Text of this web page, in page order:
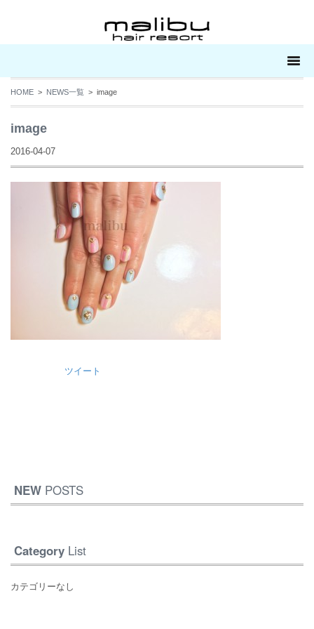
HOME > NEWS一覧 > image
image
2016-04-07
ツイート
NEW POSTS
Category List
カテゴリーなし